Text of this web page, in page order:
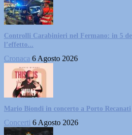
Controlli Carabinieri nel Fermano: in 5
l’effetto...
Cronaca 6 Agosto 2026
Mario Biondi in concerto a Porto Recanati
Concerti 6 Agosto 2026